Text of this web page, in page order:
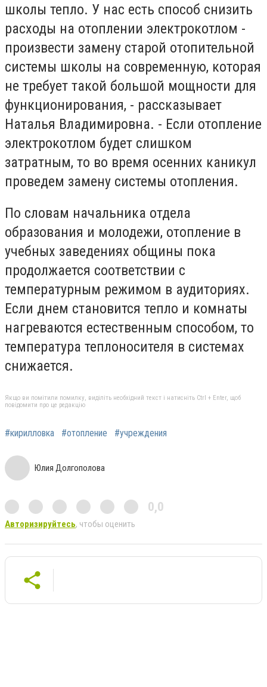
школы тепло. У нас есть способ снизить
расходы на отоплении электрокотлом -
произвести замену старой отопительной
системы школы на современную, которая
не требует такой большой мощности для
функционирования, - рассказывает
Наталья Владимировна. - Если отопление
электрокотлом будет слишком
затратным, то во время осенних каникул
проведем замену системы отопления.
По словам начальника отдела
образования и молодежи, отопление в
учебных заведениях общины пока
продолжается соответствии с
температурным режимом в аудиториях.
Если днем ​​становится тепло и комнаты
нагреваются естественным способом, то
температура теплоносителя в системах
снижается.
Якщо ви помітили помилку, виділіть необхідний текст і натисніть Ctrl + Enter, щоб
повідомити про це редакцію
#кирилловка #отопление #учреждения
Юлия Долгополова
0,0
Авторизируйтесь, чтобы оценить